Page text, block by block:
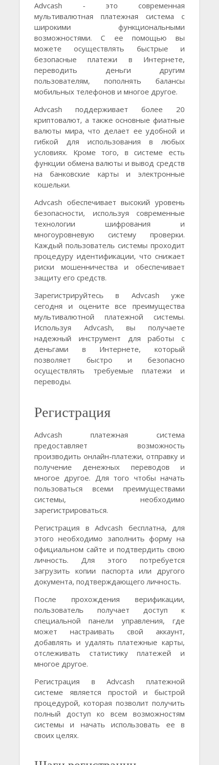
Advcash - это современная
мультивалютная платежная система с
широкими функциональными
возможностями. С ее помощью вы
можете осуществлять быстрые и
безопасные платежи в Интернете,
переводить деньги другим
пользователям, пополнять балансы
мобильных телефонов и многое другое.
Advcash поддерживает более 20
криптовалют, а также основные фиатные
валюты мира, что делает ее удобной и
гибкой для использования в любых
условиях. Кроме того, в системе есть
функции обмена валюты и вывод средств
на банковские карты и электронные
кошельки.
Advcash обеспечивает высокий уровень
безопасности, используя современные
технологии шифрования и
многоуровневую систему проверки.
Каждый пользователь системы проходит
процедуру идентификации, что снижает
риски мошенничества и обеспечивает
защиту его средств.
Зарегистрируйтесь в Advcash уже
сегодня и оцените все преимущества
мультивалютной платежной системы.
Используя Advcash, вы получаете
надежный инструмент для работы с
деньгами в Интернете, который
позволяет быстро и безопасно
осуществлять требуемые платежи и
переводы.
Регистрация
Advcash платежная система
предоставляет возможность
производить онлайн-платежи, отправку и
получение денежных переводов и
многое другое. Для того чтобы начать
пользоваться всеми преимуществами
системы, необходимо
зарегистрироваться.
Регистрация в Advcash бесплатна, для
этого необходимо заполнить форму на
официальном сайте и подтвердить свою
личность. Для этого потребуется
загрузить копии паспорта или другого
документа, подтверждающего личность.
После прохождения верификации,
пользователь получает доступ к
специальной панели управления, где
может настраивать свой аккаунт,
добавлять и удалять платежные карты,
отслеживать статистику платежей и
многое другое.
Регистрация в Advcash платежной
системе является простой и быстрой
процедурой, которая позволит получить
полный доступ ко всем возможностям
системы и начать использовать ее в
своих целях.